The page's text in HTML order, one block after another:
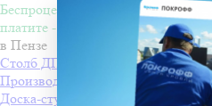
Беспроцентная рассрочка на 4
платите - потом!
в Пензе
Столб ДПК Grand Line 100х100мм
Производитель
Grand Line
Доска-ступень стартовая ДПК